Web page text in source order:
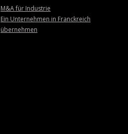
M&A für Industrie
Ein Unternehmen in Franckreich
übernehmen